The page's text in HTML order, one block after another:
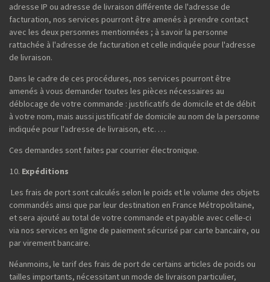
adresse IP ou adresse de livraison différente de l'adresse de
facturation, nos services pourront être amenés à prendre contact
avec les deux personnes mentionnées ; à savoir la personne
rattachée à l'adresse de facturation et celle indiquée pour l'adresse
de livraison.
Dans le cadre de ces procédures, nos services pourront être
amenés à vous demander toutes les pièces nécessaires au
déblocage de votre commande : justificatifs de domicile et de débit
à votre nom, mais aussi justificatif de domicile au nom de la personne
indiquée pour l'adresse de livraison, etc. …
Ces demandes sont faites par courrier électronique.
Expéditions
Les frais de port sont calculés selon le poids et le volume des objets
commandés ainsi que par leur destination en France Métropolitaine,
et sera ajouté au total de votre commande et payable avec celle-ci
via nos services en ligne de paiement sécurisé par carte bancaire, ou
par virement bancaire.
Néanmoins, le tarif des frais de port de certains articles de poids ou
tailles importants, nécessitant un mode de livraison particulier,